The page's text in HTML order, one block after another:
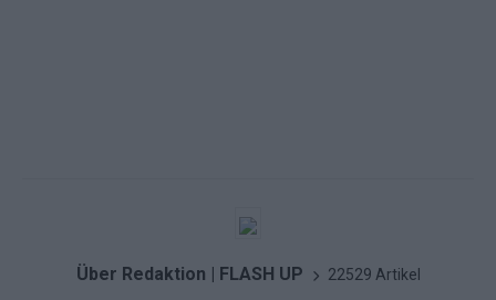
Über Redaktion | FLASH UP 22529 Artikel